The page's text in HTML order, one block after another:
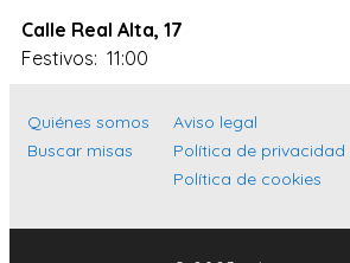
Cantabria
Las Palmas
Málaga
Toledo
Calle Real Alta, 17
Festivos: 11:00
Quiénes somos
Buscar misas
Aviso legal
Política de privacidad
Política de cookies